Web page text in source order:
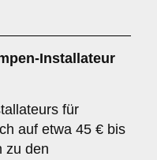
Installateur
für
auf etwa 45 € bis
zu den